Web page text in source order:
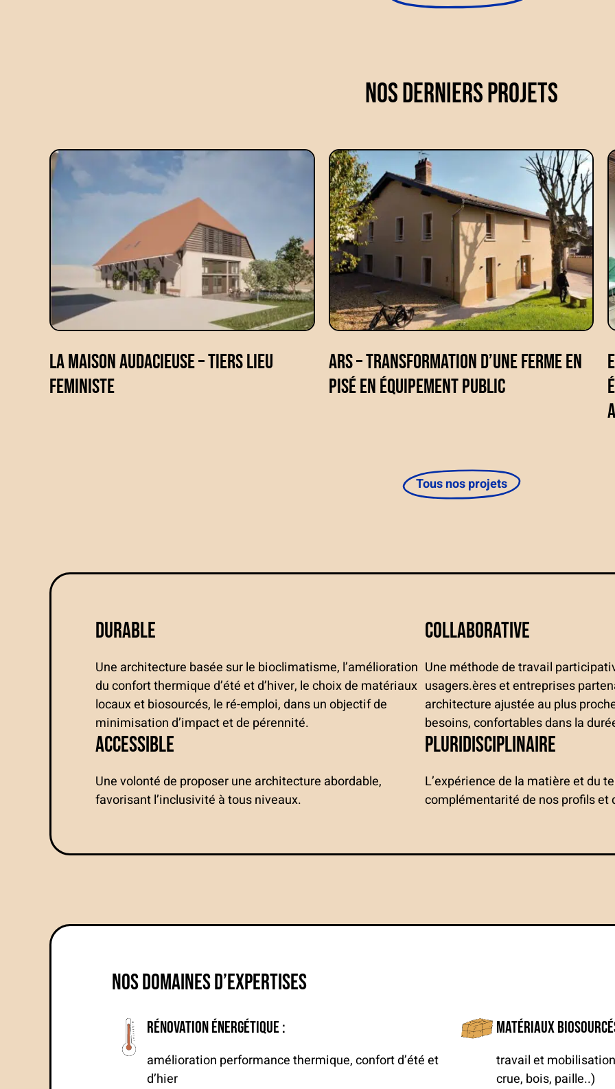
Nos derniers projets
La Maison audacieuse – tiers lieu
feministe
ARS – Transformation d’une ferme en
pisé en équipement public
Tous nos projets
Durable
Une architecture basée sur le bioclimatisme, l’amélioration
du confort thermique d’été et d’hiver, le choix de matériaux
locaux et biosourcés, le ré-emploi, dans un objectif de
minimisation d’impact et de pérennité.
Collaborative
Une méthode de travail
usagers.ères et entreprises
architecture ajustée au plus
besoins, confortables dans la
Accessible
Une volonté de proposer une architecture abordable,
favorisant l’inclusivité à tous niveaux.
Pluridisciplinaire
L’expérience de la matière et du
complémentarité de nos profils et
Nos domaines d’expertises
Rénovation énergétique :
amélioration performance thermique, confort d’été et
d’hier
Matériaux
travail et
crue, bois, paille..)